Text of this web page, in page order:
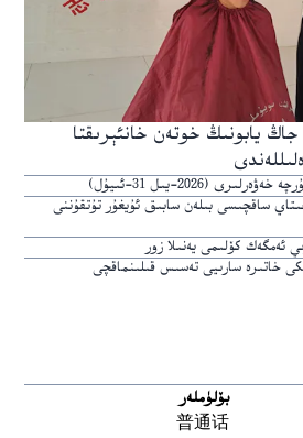
يابونىڭ خوتەن خانئېرىقتا
(2026-يىل 31-ئىيۇل)
ساقچىسى بىلەن سابىق ئۇيغۇر تۇتقۇننى
ئەمگەك كۆلىمى يەنىلا زور
خاتىرە سارىيى تەسىس قىلىنماقچى
بۆلۈملەر
普通话